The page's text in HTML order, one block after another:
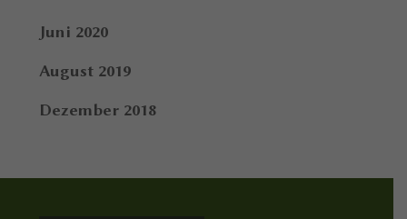
Juni 2020
August 2019
Dezember 2018